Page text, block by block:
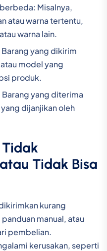
Misalnya,
atau warna tertentu,
warna lain.
yang dikirim
model yang
produk.
Barang yang diterima
dijanjikan oleh
Tidak
Tidak Bisa
kurang
manual, atau
pembelian.
kerusakan, seperti